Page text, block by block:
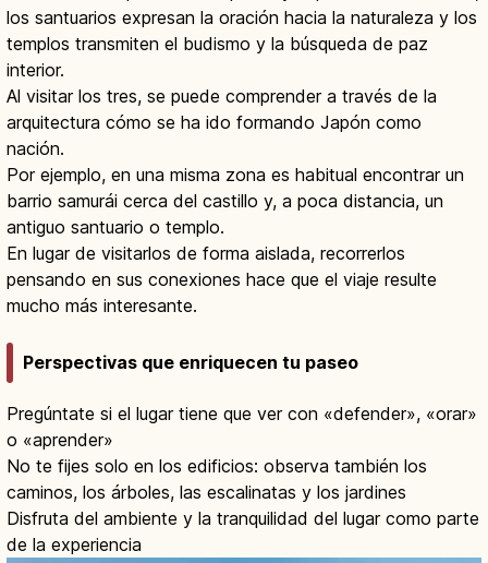
los santuarios expresan la oración hacia la naturaleza y los
templos transmiten el budismo y la búsqueda de paz
interior.
Al visitar los tres, se puede comprender a través de la
arquitectura cómo se ha ido formando Japón como
nación.
Por ejemplo, en una misma zona es habitual encontrar un
barrio samurái cerca del castillo y, a poca distancia, un
antiguo santuario o templo.
En lugar de visitarlos de forma aislada, recorrerlos
pensando en sus conexiones hace que el viaje resulte
mucho más interesante.
Perspectivas que enriquecen tu paseo
Pregúntate si el lugar tiene que ver con «defender», «orar»
o «aprender»
No te fijes solo en los edificios: observa también los
caminos, los árboles, las escalinatas y los jardines
Disfruta del ambiente y la tranquilidad del lugar como parte
de la experiencia